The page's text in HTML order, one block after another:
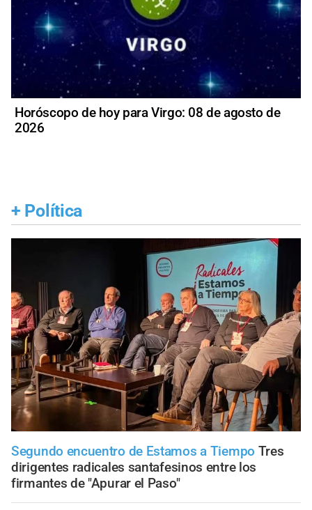
Horóscopo de hoy para Virgo: 08 de agosto de
2026
+ Política
Segundo encuentro de Estamos a Tiempo Tres
dirigentes radicales santafesinos entre los
firmantes de "Apurar el Paso"